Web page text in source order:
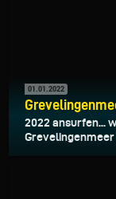
01.01.2022
2022 ansurfen...
Grevelingenmeer